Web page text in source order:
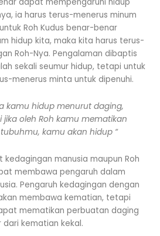
ia harus terus-menerus minum
Roh Kudus benar-benar
hidup kita, maka kita harus terus-
Roh-Nya. Pengalaman dibaptis
sekali seumur hidup, tetapi untuk
menerus minta untuk dipenuhi.
kamu hidup menurut daging,
oleh Roh kamu mematikan
kamu akan hidup “
manusia maupun Roh
membawa pengaruh dalam
Pengaruh kedagingan dengan
membawa kematian, tetapi
mematikan perbuatan daging
kematian kekal.